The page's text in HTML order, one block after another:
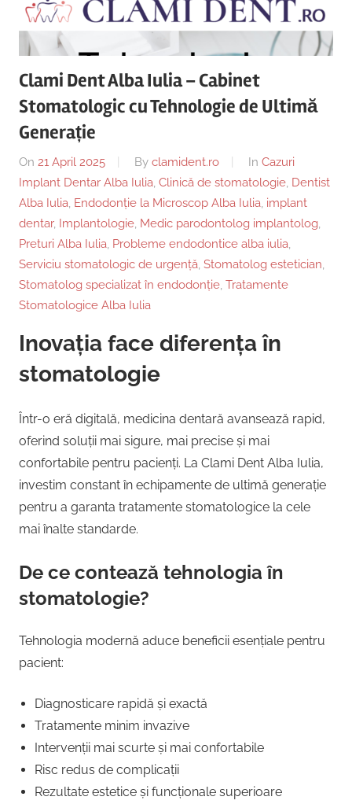
|
Centru
Implantologie
Copii,
Dentist,
Strada
Lăncrănjan
19,
Alba
510218,
România
+40754463365
Clami Dent Alba Iulia – Cabinet
Stomatologic cu Tehnologie de Ultimă
Generație
On 21 April 2025 By clamident.ro In Cazuri
Implant Dentar Alba Iulia Clinică de stomatologie Dentist
Alba Iulia Endodonție la Microscop Alba Iulia implant
dentar, Implantologie Medic parodontolog implantolog
Preturi Alba Iulia Probleme endodontice alba iulia
Serviciu stomatologic de urgență Stomatolog estetician
Stomatolog specializat în endodonție Tratamente
Stomatologice Alba Iulia
Inovația face diferența în
stomatologie
Într-o eră digitală, medicina dentară avansează rapid,
oferind soluții mai sigure, mai precise și mai
confortabile pentru pacienți. La Clami Dent Alba Iulia,
investim constant în echipamente de ultimă generație
pentru a garanta tratamente stomatologice la cele
mai înalte standarde.
De ce contează tehnologia în
stomatologie?
Tehnologia modernă aduce beneficii esențiale pentru
pacient:
Diagnosticare rapidă și exactă
Tratamente minim invazive
Intervenții mai scurte și mai confortabile
Risc redus de complicații
Rezultate estetice și funcționale superioare